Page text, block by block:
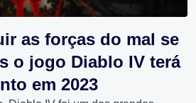
as forças do mal se
o jogo Diablo IV terá
em 2023